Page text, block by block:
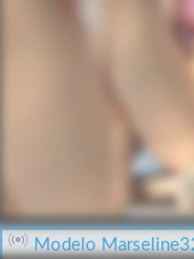
Modelo